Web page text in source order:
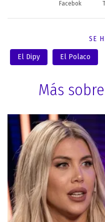
Facebok
SE
El Dipy El Polaco
Más